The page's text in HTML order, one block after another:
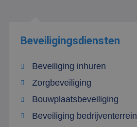
Beveiligingsdiensten
Beveiliging inhuren
Zorgbeveiliging
Bouwplaatsbeveiliging
Beveiliging bedrijventerrein